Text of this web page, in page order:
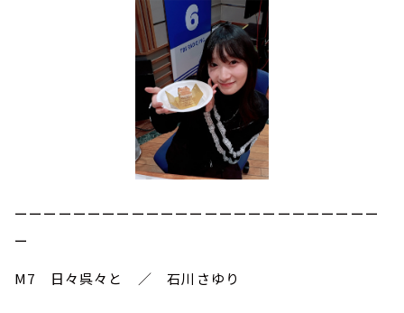
ーーーーーーーーーーーーーーーーーーーーーーーーー
ー
M7 日々呉々と ／ 石川さゆり